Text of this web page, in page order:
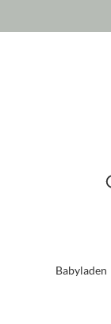
Babyladen